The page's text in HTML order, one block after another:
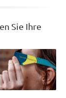
Sie Ihre